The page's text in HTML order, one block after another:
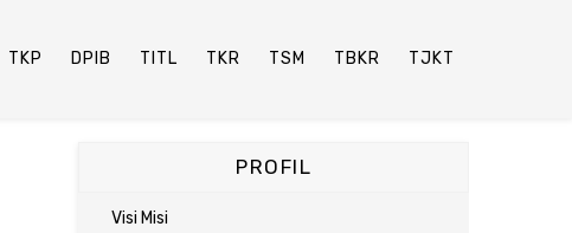
TKP DPIB TITL TKR TSM TBKR TJKT
PROFIL
Visi Misi